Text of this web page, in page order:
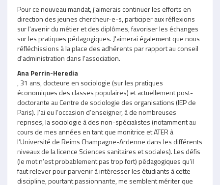
Pour ce nouveau mandat, j'aimerais continuer les efforts en
direction des jeunes chercheur-e-s, participer aux réflexions
sur l'avenir du métier et des diplômes, favoriser les échanges
sur les pratiques pédagogiques. J'aimerai également que nous
réfléchissions à la place des adhérents par rapport au conseil
d'administration dans l'association.
Ana Perrin-Heredia
, 31 ans, docteure en sociologie (sur les pratiques
économiques des classes populaires) et actuellement post-
doctorante au Centre de sociologie des organisations (IEP de
Paris). J’ai eu l’occasion d’enseigner, à de nombreuses
reprises, la sociologie à des non-spécialistes (notamment au
cours de mes années en tant que monitrice et ATER à
l’Université de Reims Champagne-Ardenne dans les différents
niveaux de la licence Sciences sanitaires et sociales). Les défis
(le mot n’est probablement pas trop fort) pédagogiques qu’il
faut relever pour parvenir à intéresser les étudiants à cette
discipline, pourtant passionnante, me semblent mériter que